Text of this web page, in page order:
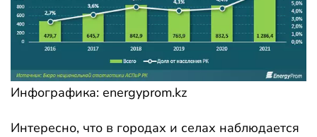
Инфографика: energyprom.kz
Интересно, что в городах и селах наблюдается